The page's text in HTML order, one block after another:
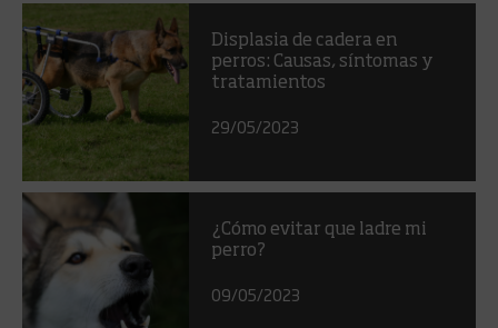
Displasia de cadera en
perros: Causas, síntomas y
tratamientos
29/05/2023
¿Cómo evitar que ladre mi
perro?
09/05/2023